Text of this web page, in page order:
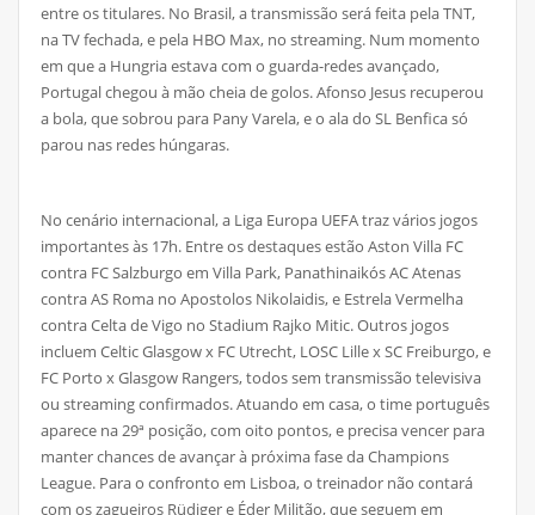
entre os titulares. No Brasil, a transmissão será feita pela TNT,
na TV fechada, e pela HBO Max, no streaming. Num momento
em que a Hungria estava com o guarda-redes avançado,
Portugal chegou à mão cheia de golos. Afonso Jesus recuperou
a bola, que sobrou para Pany Varela, e o ala do SL Benfica só
parou nas redes húngaras.
No cenário internacional, a Liga Europa UEFA traz vários jogos
importantes às 17h. Entre os destaques estão Aston Villa FC
contra FC Salzburgo em Villa Park, Panathinaikós AC Atenas
contra AS Roma no Apostolos Nikolaidis, e Estrela Vermelha
contra Celta de Vigo no Stadium Rajko Mitic. Outros jogos
incluem Celtic Glasgow x FC Utrecht, LOSC Lille x SC Freiburgo, e
FC Porto x Glasgow Rangers, todos sem transmissão televisiva
ou streaming confirmados. Atuando em casa, o time português
aparece na 29ª posição, com oito pontos, e precisa vencer para
manter chances de avançar à próxima fase da Champions
League. Para o confronto em Lisboa, o treinador não contará
com os zagueiros Rüdiger e Éder Militão, que seguem em